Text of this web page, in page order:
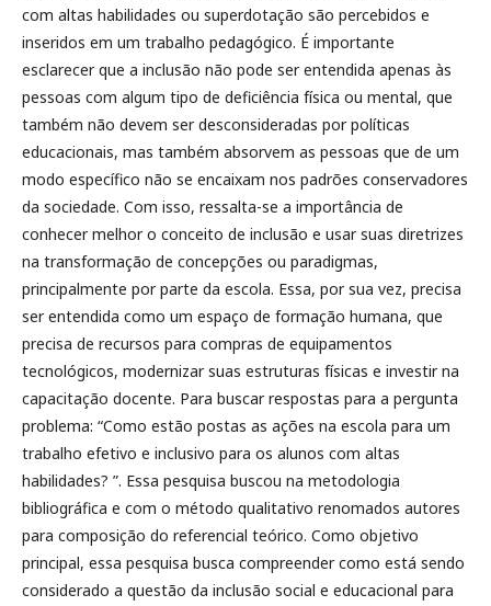
com altas habilidades ou superdotação são percebidos e
inseridos em um trabalho pedagógico. É importante
esclarecer que a inclusão não pode ser entendida apenas às
pessoas com algum tipo de deficiência física ou mental, que
também não devem ser desconsideradas por políticas
educacionais, mas também absorvem as pessoas que de um
modo específico não se encaixam nos padrões conservadores
da sociedade. Com isso, ressalta-se a importância de
conhecer melhor o conceito de inclusão e usar suas diretrizes
na transformação de concepções ou paradigmas,
principalmente por parte da escola. Essa, por sua vez, precisa
ser entendida como um espaço de formação humana, que
precisa de recursos para compras de equipamentos
tecnológicos, modernizar suas estruturas físicas e investir na
capacitação docente. Para buscar respostas para a pergunta
problema: “Como estão postas as ações na escola para um
trabalho efetivo e inclusivo para os alunos com altas
habilidades? ”. Essa pesquisa buscou na metodologia
bibliográfica e com o método qualitativo renomados autores
para composição do referencial teórico. Como objetivo
principal, essa pesquisa busca compreender como está sendo
considerado a questão da inclusão social e educacional para